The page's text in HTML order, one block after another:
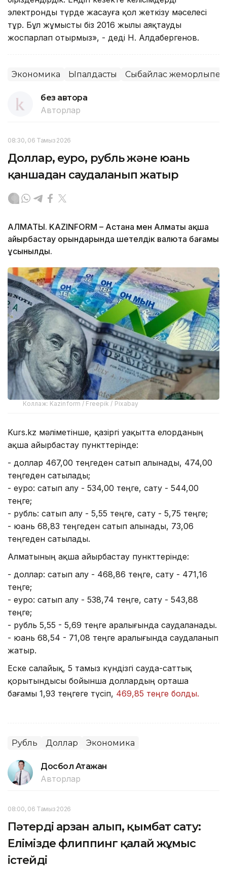
электронды түрде жасауға қол жеткізу мәселесі
тұр. Бұл жұмысты біз 2016 жылы аяқтауды
жоспарлап отырмыз», - деді Н. Алдабергенов.
Экономика Ықпалдастық Сыбайлас
без автора
Авторлар
08:30, 06 Тамыз 2026
Доллар, еуро, рубль және юань
қаншадан саудаланып жатыр
АЛМАТЫ. KAZINFORM – Астана мен Алматы ақша
айырбастау орындарында шетелдік валюта бағамы
ұсынылды.
Коллаж: Kazinform / Freepik / Pixabay
Kurs.kz мәліметінше, қазіргі уақытта елорданың
ақша айырбастау пункттерінде:
- доллар 467,00 теңгеден сатып алынады, 474,00
теңгеден сатылады;
- еуро: сатып алу - 534,00 теңге, сату - 544,00
теңге;
- рубль: сатып алу - 5,55 теңге, сату - 5,75 теңге;
- юань 68,83 теңгеден сатып алынады, 73,06
теңгеден сатылады.
Алматының ақша айырбастау пункттерінде:
- доллар: сатып алу - 468,86 теңге, сату - 471,16
теңге;
- еуро: сатып алу - 538,74 теңге, сату - 543,88
теңге;
- рубль 5,55 - 5,69 теңге аралығында саудаланады.
- юань 68,54 - 71,08 теңге аралығында саудаланып
жатыр.
Еске салайық, 5 тамыз күндізгі сауда-саттық
қорытындысы бойынша доллардың орташа
бағамы 1,93 теңгеге түсіп, 469,85 теңге болды.
Рубль Доллар Экономика
Досбол Атажан
Авторлар
08:00, 06 Тамыз 2026
Пәтерді арзан алып, қымбат сату:
Елімізде флиппинг қалай жұмыс
істейді